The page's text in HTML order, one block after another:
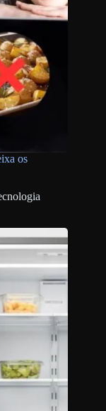
os